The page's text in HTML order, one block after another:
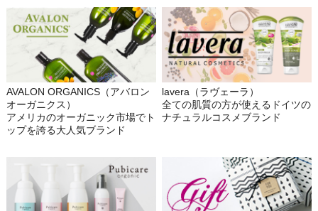
AVALON ORGANICS（アバロン
オーガニクス）
アメリカのオーガニック市場でト
ップを誇る大人気ブランド
lavera（ラヴェーラ）
全ての肌質の方が使えるドイツの
ナチュラルコスメブランド